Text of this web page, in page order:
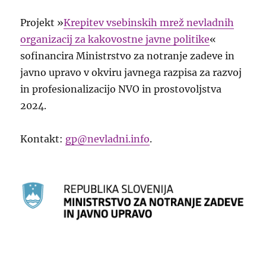
Projekt »Krepitev vsebinskih mrež nevladnih
organizacij za kakovostne javne politike«
sofinancira Ministrstvo za notranje zadeve in
javno upravo v okviru javnega razpisa za razvoj
in profesionalizacijo NVO in prostovoljstva
2024.
Kontakt: gp@nevladni.info.